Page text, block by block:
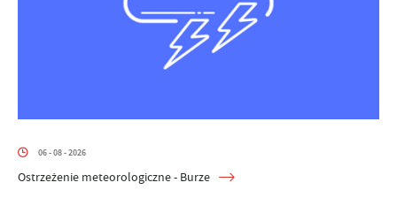
06 - 08 - 2026
Ostrzeżenie meteorologiczne - Burze